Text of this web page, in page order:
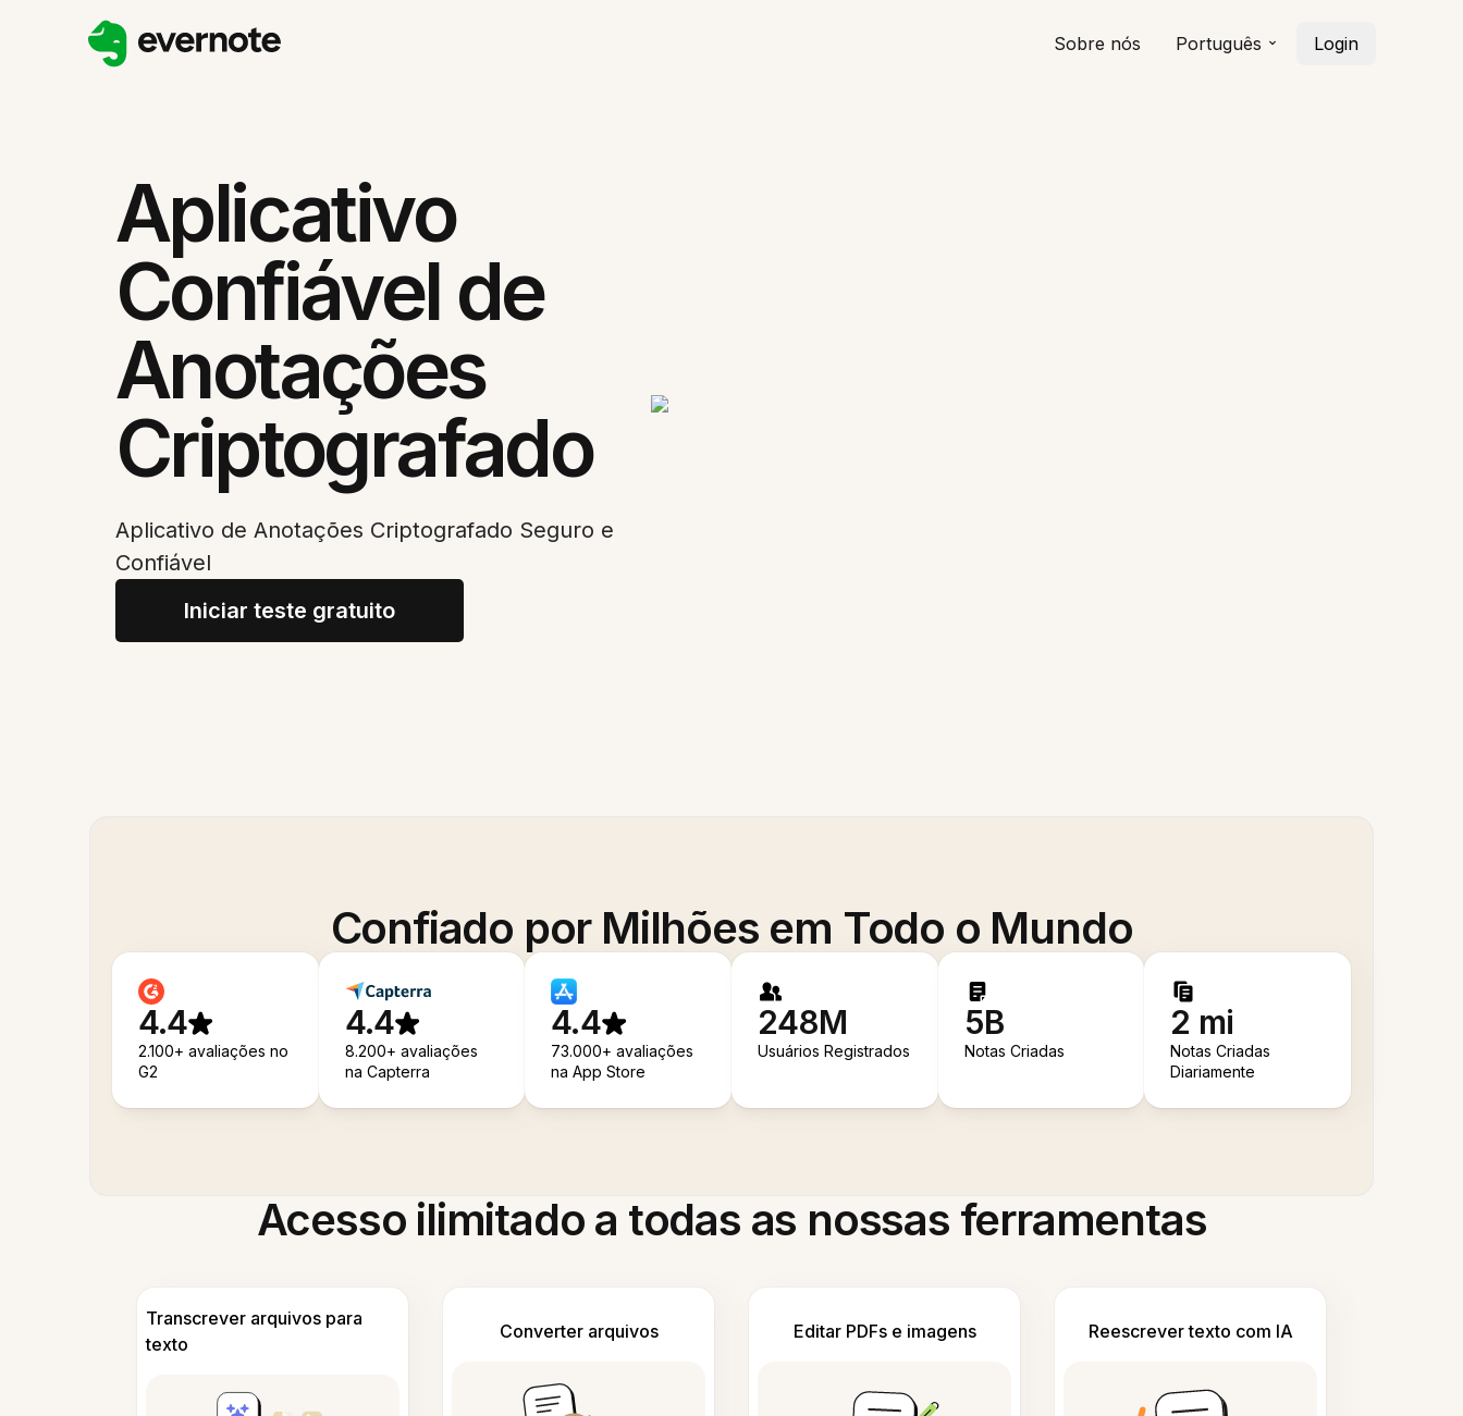
Sobre nós Português Login
Aplicativo
Confiável de
Anotações
Criptografado
Aplicativo de Anotações Criptografado Seguro e
Confiável
Iniciar teste gratuito
Confiado por Milhões em Todo o Mundo
4.4
2.100+ avaliações no
G2
4.4
8.200+ avaliações
na Capterra
4.4
73.000+ avaliações
na App Store
248M
Usuários Registrados
5B
Notas Criadas
2 mi
Notas Criadas
Diariamente
Acesso ilimitado a todas as nossas ferramentas
Transcrever arquivos para
texto
Converter arquivos Editar PDFs e imagens Reescrever texto com IA